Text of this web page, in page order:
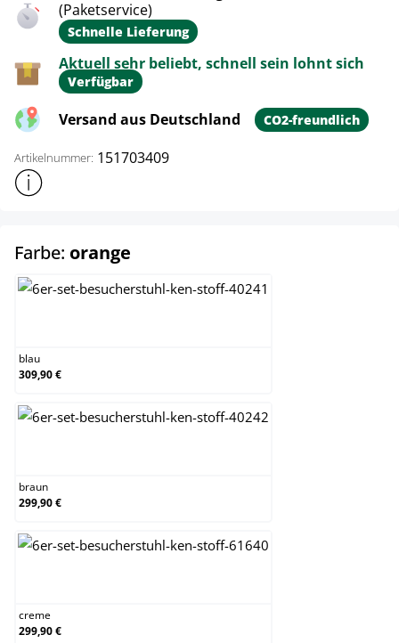
(Paketservice)
Schnelle Lieferung
Aktuell sehr beliebt, schnell sein lohnt sich
Verfügbar
Versand aus Deutschland CO2-freundlich
Artikelnummer: 151703409
Weitere Produktinformationen anzeigen
Farbe: orange
blau
309,90 €
braun
299,90 €
creme
299,90 €